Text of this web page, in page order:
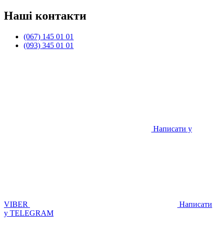
Наші контакти
(067) 145 01 01
(093) 345 01 01
Написати у
VIBER
Написати
у TELEGRAM